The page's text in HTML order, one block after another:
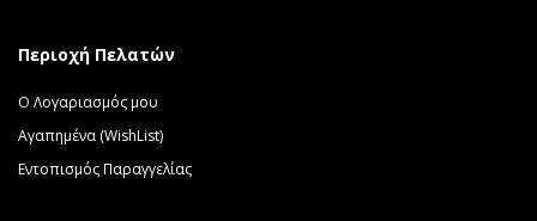
Περιοχή Πελατών
Ο Λογαριασμός μου
Αγαπημένα (WishList)
Εντοπισμός Παραγγελίας